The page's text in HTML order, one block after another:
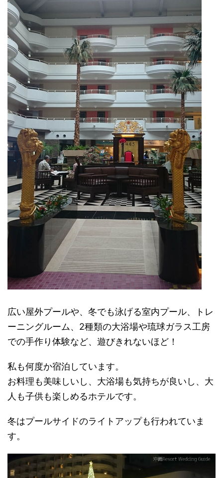
広い屋外プールや、冬でも泳げる室内プール、トレ
ーニングルーム、2種類の大浴場や琉球ガラス工房
での手作り体験など、遊びきれないほど！
私も何度か宿泊しています。
お料理も美味しいし、大浴場も気持ちが良いし、大
人も子供も楽しめるホテルです。
冬はプールサイドのライトアップも行われていま
す。